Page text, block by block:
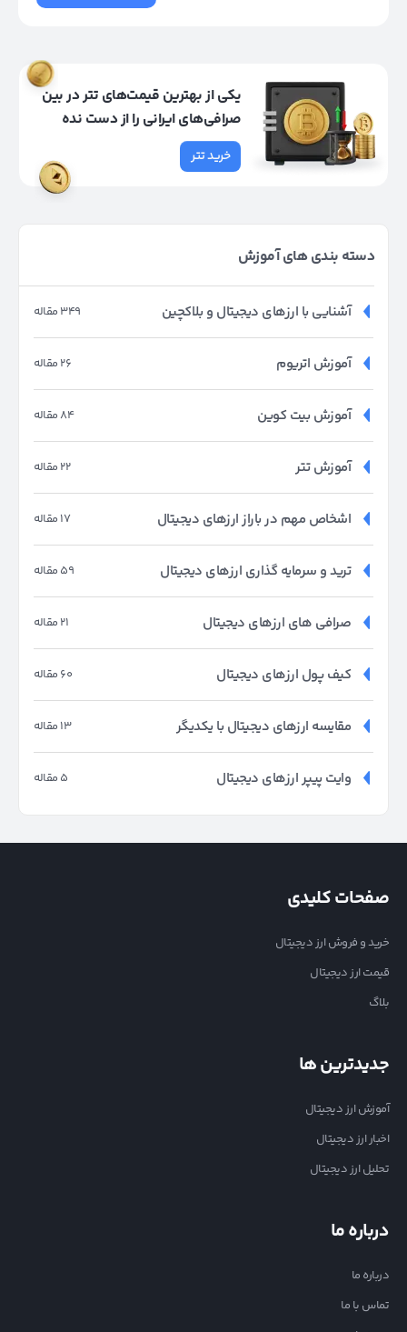
یکی از بهترین قیمت‌های تتر در بین
صرافی‌های ایرانی را از دست نده
خرید تتر
دسته بندی های آموزش
349 مقاله آشنایی با ارزهای دیجیتال و بلاکچین
26 مقاله آموزش اتریوم
84 مقاله آموزش بیت کوین
22 مقاله آموزش تتر
17 مقاله اشخاص مهم در باراز ارزهای دیجیتال
59 مقاله ترید و سرمایه گذاری ارزهای دیجیتال
21 مقاله صرافی های ارزهای دیجیتال
60 مقاله کیف پول ارزهای دیجیتال
13 مقاله مقایسه ارزهای دیجیتال با یکدیگر
5 مقاله وایت پیپر ارزهای دیجیتال
صفحات کلیدی
خرید و فروش ارز دیجیتال
قیمت ارز دیجیتال
بلاگ
جدیدترین ها
آموزش ارز دیجیتال
اخبار ارز دیجیتال
تحلیل ارز دیجیتال
درباره ما
درباره ما
تماس با ما